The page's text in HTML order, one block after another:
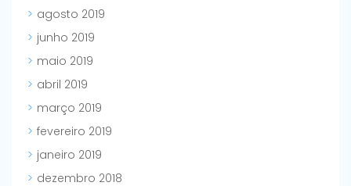
agosto 2019
junho 2019
maio 2019
abril 2019
março 2019
fevereiro 2019
janeiro 2019
dezembro 2018